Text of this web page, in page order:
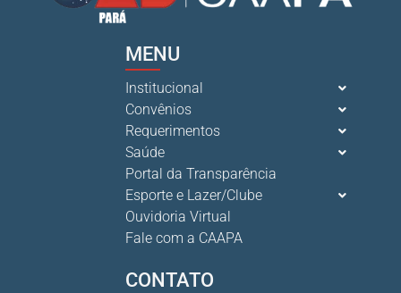
MENU
Institucional
Convênios
Requerimentos
Saúde
Portal da Transparência
Esporte e Lazer/Clube
Ouvidoria Virtual
Fale com a CAAPA
CONTATO